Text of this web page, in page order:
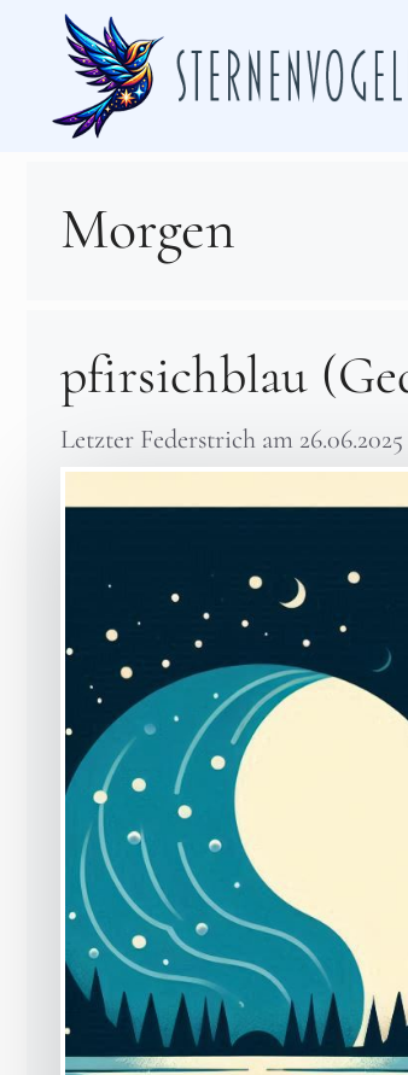
Inhalt
springen
Morgen
pfirsichblau
Letzter Federstrich am 26.06.2025